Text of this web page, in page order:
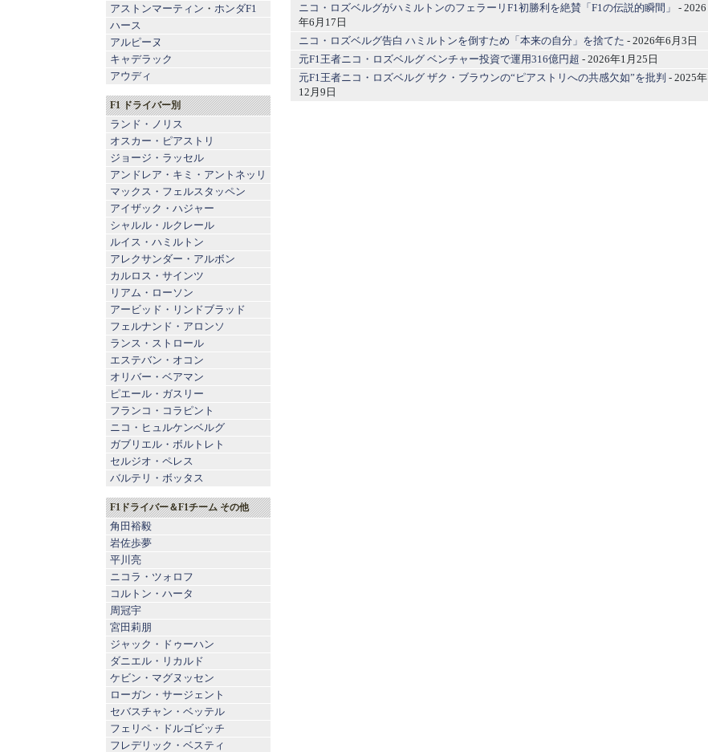
ニコ・ロズベルグがハミルトンのフェラーリF1初勝利を絶賛「F1の伝説的瞬間」
- 2026
年6月17日
ニコ・ロズベルグ告白 ハミルトンを倒すため「本来の自分」を捨てた - 2026年6月3日
元F1王者ニコ・ロズベルグ ベンチャー投資で運用316億円超 - 2026年1月25日
元F1王者ニコ・ロズベルグ ザク・ブラウンの“ピアストリへの共感欠如”を批判 - 2025年
12月9日
アストンマーティン ・ ホンダF1
ハース
アルピーヌ
キャデラック
アウディ
F1 ドライバー別
ランド・ノリス
オスカー・ピアストリ
ジョージ・ラッセル
アンドレア・キミ・アントネッリ
マックス・フェルスタッペン
アイザック・ハジャー
シャルル・ルクレール
ルイス・ハミルトン
アレクサンダー・アルボン
カルロス・サインツ
リアム・ローソン
アービッド・リンドブラッド
フェルナンド・アロンソ
ランス・ストロール
エステバン・オコン
オリバー・ベアマン
ピエール・ガスリー
フランコ・コラピント
ニコ・ヒュルケンベルグ
ガブリエル・ボルトレト
セルジオ・ペレス
バルテリ・ボッタス
F1ドライバー＆F1チーム その他
角田裕毅
岩佐歩夢
平川亮
ニコラ・ツォロフ
コルトン・ハータ
周冠宇
宮田莉朋
ジャック・ドゥーハン
ダニエル・リカルド
ケビン・マグヌッセン
ローガン・サージェント
セバスチャン・ベッテル
フェリペ・ドルゴビッチ
フレデリック・ベスティ